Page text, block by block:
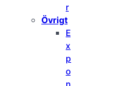
r
Övrigt
E
x
p
o
n